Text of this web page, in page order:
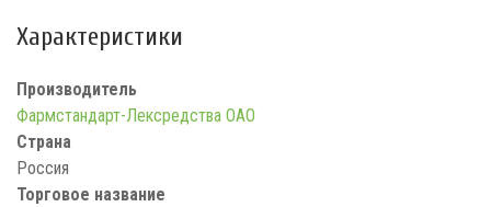
Характеристики
Производитель
Фармстандарт-Лексредства ОАО
Страна
Россия
Торговое название